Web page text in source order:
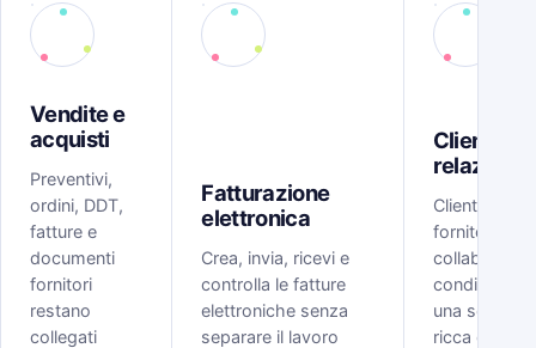
Vendite e
acquisti
Preventivi,
ordini, DDT,
fatture e
documenti
fornitori
restano
collegati
Fatturazione
elettronica
Crea, invia, ricevi e
controlla le fatture
elettroniche senza
separare il lavoro
Clienti e
relazioni
Clienti, lead,
fornitori e
collaboratori
condividono
una scheda
ricca di